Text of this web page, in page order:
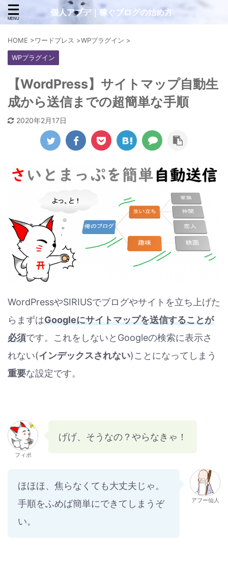
個人アプデ｜稼ぐブログの始め方
HOME >ワードプレス >WPプラグイン >
WPプラグイン
【WordPress】サイトマップ自動生
成から送信までの超簡単な手順
2020年2月17日
WordPressやSIRIUSでブログやサイトを立ち上げた
らまずはGoogleにサイトマップを送信することが
必須です。これをしないとGoogleの検索に表示さ
れない(インデックスされない)ことになってしまう
重要な設定です。
フィボ
げげ、そうなの？やらなきゃ！
ほほほ、焦らなくても大丈夫じゃ。
手順をふめば簡単にできてしまうぞ
い。
アフー仙人